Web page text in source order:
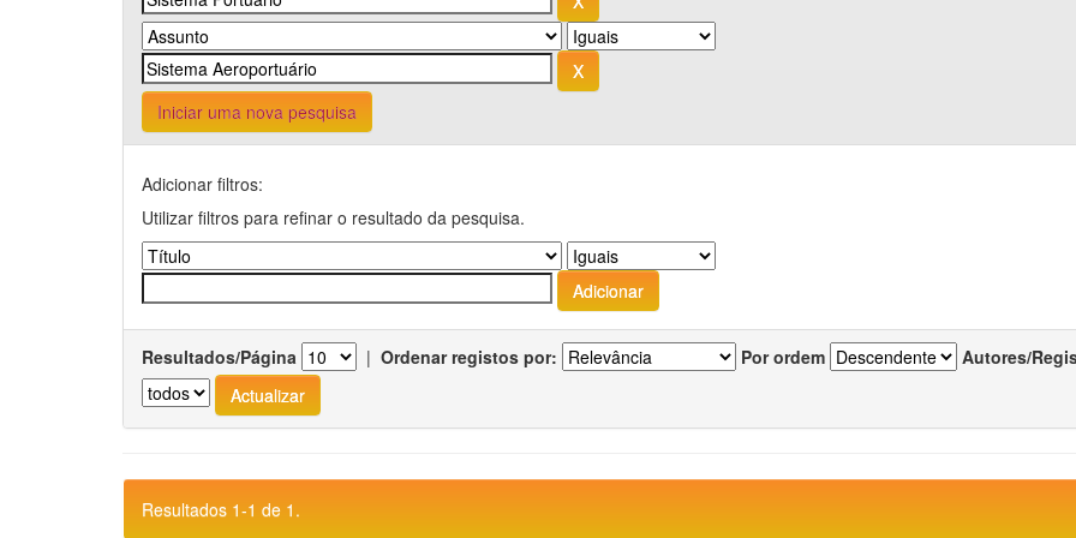
Iniciar uma nova pesquisa
Adicionar filtros:
Utilizar filtros para refinar o resultado da pesquisa.
Resultados/Página | Ordenar registos por: Por ordem Autores/
Resultados 1-1 de 1.